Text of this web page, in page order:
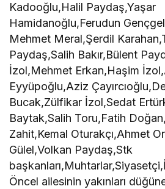
Kadooğlu,Halil Paydaş,Yaşar
Hamidanoğlu,Ferudun
Mehmet Meral,Şerdil
Paydaş,Salih Bakır,Bülent
İzol,Mehmet Erkan,Haşim
Eyyüpoğlu,Aziz
Bucak,Zülfikar İzol,Sedat
Baytak,Salih Toru,Fatih
Zahit,Kemal Oturakçı,Ahmet
Gülel,Volkan Paydaş,Stk
Öncel ailesinin yakınları